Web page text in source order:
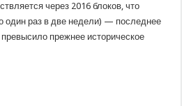
через 2016 блоков, что
один раз в две недели) — последнее
прежнее историческое